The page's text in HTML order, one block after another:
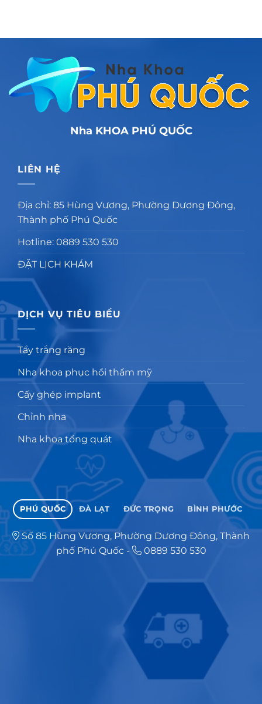
Nha KHOA PHÚ QUỐC
LIÊN HỆ
Địa chỉ: 85 Hùng Vương, Phường Dương Đông,
Thành phố Phú Quốc
Hotline: 0889 530 530
ĐẶT LỊCH KHÁM
DỊCH VỤ TIÊU BIỂU
Tẩy trắng răng
Nha khoa phục hồi thẩm mỹ
Cấy ghép implant
Chỉnh nha
Nha khoa tổng quát
PHÚ QUỐC ĐÀ LẠT ĐỨC TRỌNG BÌNH PHƯỚC
Số 85 Hùng Vương, Phường Dương Đông, Thành
phố Phú Quốc- 0889 530 530